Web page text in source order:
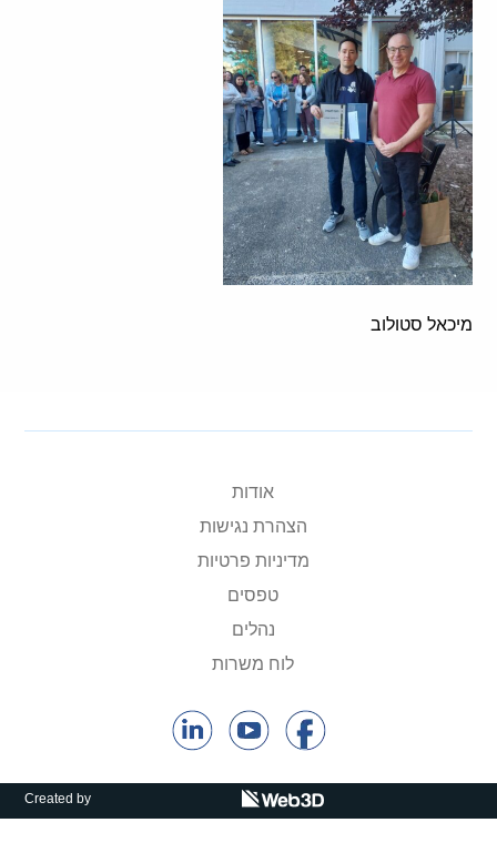
מיכאל סטולוב
אודות
הצהרת נגישות
מדיניות פרטיות
טפסים
נהלים
לוח משרות
Created by